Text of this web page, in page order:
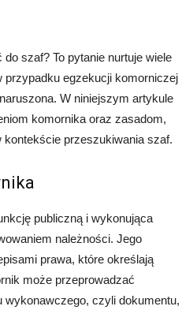
szaf? To pytanie nurtuje wiele
przypadku egzekucji komorniczej
W niniejszym artykule
komornika oraz zasadom,
kontekście przeszukiwania szaf.
publiczną i wykonująca
należności. Jego
prawa, które określają
może przeprowadzać
wykonawczego, czyli dokumentu,